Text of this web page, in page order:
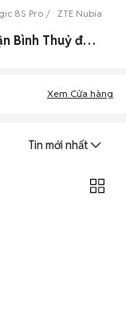
8S Pro ZTE Nubia
0 Zte Nubia Redmagic 8s Pro cũ Quận Bình Thuỷ đẹp
Xem Cửa hàng
Tin mới nhất